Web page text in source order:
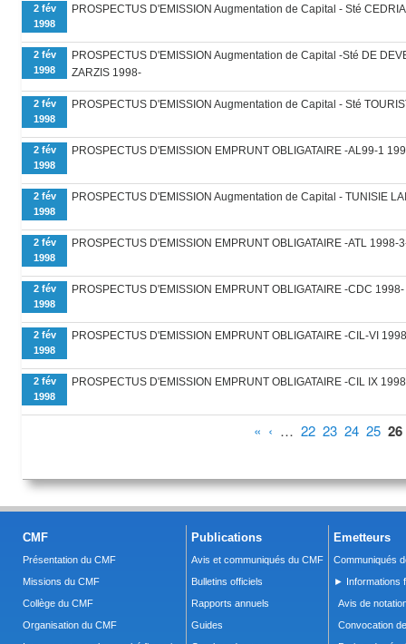
2 fév
1998
PROSPECTUS D'EMISSION Augmentation de Capital - Sté
2 fév
1998
PROSPECTUS D'EMISSION Augmentation de Capital -Sté DE
ZARZIS 1998-
2 fév
1998
PROSPECTUS D'EMISSION Augmentation de Capital - Sté
2 fév
1998
PROSPECTUS D'EMISSION EMPRUNT OBLIGATAIRE -AL99-1
2 fév
1998
PROSPECTUS D'EMISSION Augmentation de Capital - TUNISIE
2 fév
1998
PROSPECTUS D'EMISSION EMPRUNT OBLIGATAIRE -ATL 1998-
2 fév
1998
PROSPECTUS D'EMISSION EMPRUNT OBLIGATAIRE -CDC 1998-
2 fév
1998
PROSPECTUS D'EMISSION EMPRUNT OBLIGATAIRE -CIL-VI
2 fév
1998
PROSPECTUS D'EMISSION EMPRUNT OBLIGATAIRE -CIL IX
« ‹ … 22 23 24 25 26
CMF
Présentation du CMF
Missions du CMF
Collège du CMF
Organisation du CMF
Publications
Avis et communiqués du CMF
Bulletins officiels
Rapports annuels
Guides
Emetteurs
Communiqués
► Informations
Avis de
Convocation